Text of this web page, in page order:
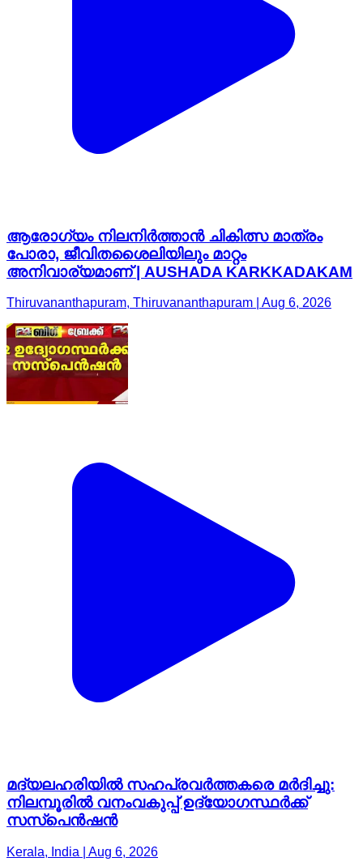
ആരോഗ്യം നിലനിർത്താൻ ചികിത്സ മാത്രം
പോരാ, ജീവിതശൈലിയിലും മാറ്റം
അനിവാര്യമാണ് | AUSHADA KARKKADAKAM
Thiruvananthapuram, Thiruvananthapuram | Aug 6, 2026
മദ്യലഹരിയിൽ സഹപ്രവർത്തകരെ മർദിച്ചു:
നിലമ്പൂരിൽ വനംവകുപ്പ് ഉദ്യോഗസ്ഥർക്ക്
സസ്‌പെൻഷൻ
Kerala, India | Aug 6, 2026